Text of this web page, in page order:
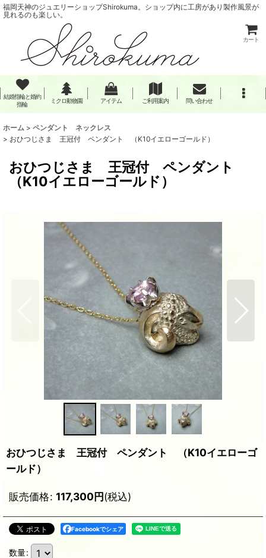
福岡天神のジュエリーショップShirokuma。ショップ内に工房があり製作風景が
見れるのも楽しい。
カート
結婚指輪と婚約
指輪
ミクロ動物園 アイテム ご利用案内 問い合わせ
ホーム > ペンダント ネックレス
> おひつじさま 王冠付 ペンダント （K10イエローゴールド）
おひつじさま 王冠付 ペンダント
（K10イエローゴールド）
おひつじさま 王冠付 ペンダント （K10イエローゴ
ールド）
販売価格: 117,300円(税込)
Facebookでシェア
数量: